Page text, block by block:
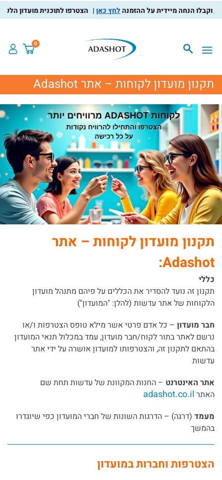
לחץ כאן הצטרפו לתוכנית מועדון הלקוחות,
0
תקנון מועדון לקוחות – אתר Adashot
תקנון מועדון לקוחות – אתר
Adashot:
כללי
תקנון זה נועד להסדיר את הכללים על פיהם מתנהל מועדון
הלקוחות של אתר עדשות (להלן: "המועדון")
חבר מועדון– כל אדם פרטי אשר מילא טופס הצטרפות ו/או
נרשם לאתר בתור לקוח/חבר מועדון, עמד במכלול תנאי המועדון
בהתאם לתקנון זה, והצטרפותו למועדון אושרה על ידי אתר
עדשות
אתר האינטרנט– החנות המקוונת של עדשות תחת שם
האתרadashot.co.il
מעמד(דרגה) – הדרגות השונות של חברי המועדון כפי שיוגדרו
בהמשך
הצטרפות וחברות במועדון